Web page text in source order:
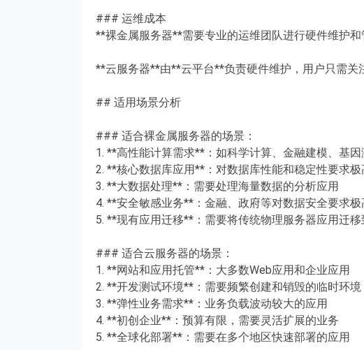
### 运维成本
**裸金属服务器**需要专业的运维团队进行硬件维护和
**云服务器**由**云平台**负责硬件维护，用户只需关
## 适用场景分析
### 适合裸金属服务器的场景：
1. **高性能计算需求**：如科学计算、金融建模、基因
2. **核心数据库应用**：对数据库性能和稳定性要求
3. **大数据处理**：需要处理海量数据的分析应用
4. **安全敏感业务**：金融、政府等对数据安全要求极
5. **现有应用迁移**：需要将传统物理服务器应用迁移
### 适合云服务器的场景：
1. **网站和应用托管**：大多数Web应用和企业应用
2. **开发测试环境**：需要频繁创建和销毁的临时环境
3. **弹性业务需求**：业务负载波动较大的应用
4. **初创企业**：预算有限，需要灵活扩展的业务
5. **全球化部署**：需要在多个地区快速部署的应用